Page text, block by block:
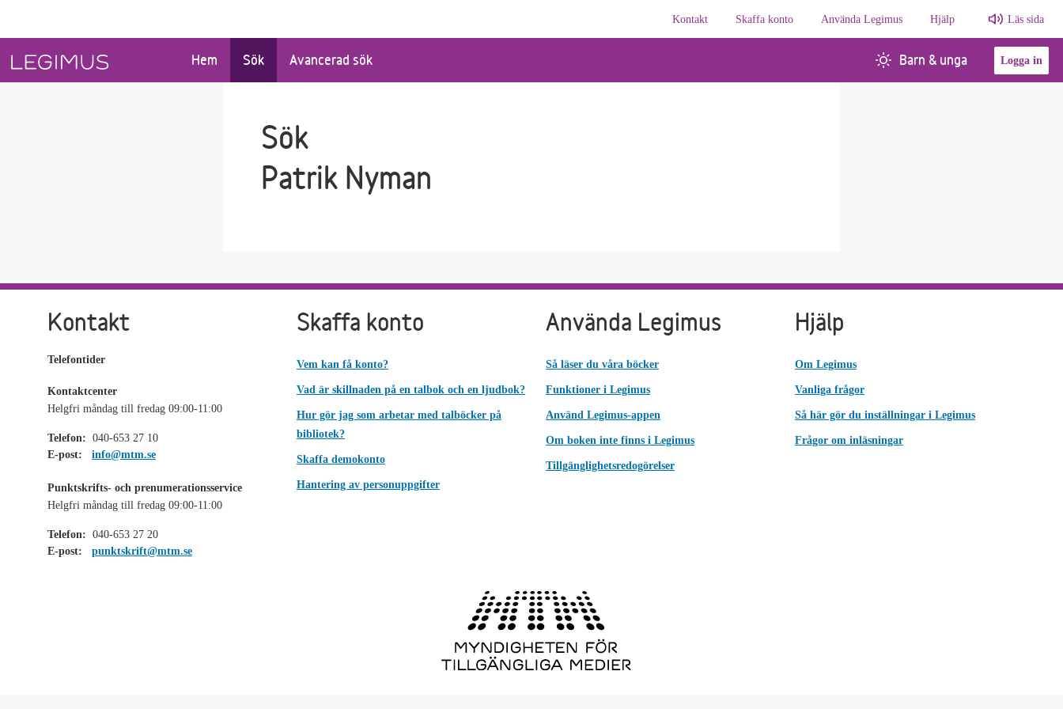
Kontakt
Skaffa konto Använda Legimus Hjälp Läs sida
Hem Sök Avancerad sök Barn & unga Logga in
Sök
Patrik Nyman
Kontakt
Telefontider
Kontaktcenter
Helgfri måndag till fredag 09:00-11:00
Telefon: 040-653 27 10
E-post:
info@mtm.se
Punktskrifts- och prenumerationsservice
Helgfri måndag till fredag 09:00-11:00
Telefon: 040-653 27 20
E-post:
punktskrift@mtm.se
Skaffa konto
Vem kan få konto?
Vad är skillnaden på en talbok och en ljudbok?
Hur gör jag som arbetar med talböcker på
bibliotek?
Skaffa demokonto
Hantering av personuppgifter
Använda Legimus
Så läser du våra böcker
Funktioner i Legimus
Använd Legimus-appen
Om boken inte finns i Legimus
Tillgänglighetsredogörelser
Hjälp
Om Legimus
Vanliga frågor
Så här gör du inställningar i Legimus
Frågor om inläsningar